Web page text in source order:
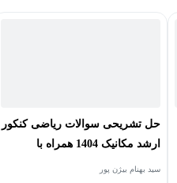
حل تشریحی سوالات ریاضی کنکور
ارشد مکانیک 1404 همراه با
درسنامه کامل و نکات تستی
سید بهنام بیژن پور